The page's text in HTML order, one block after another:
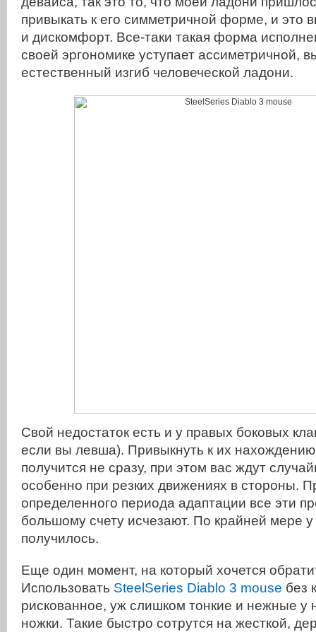
привыкать к его симметричной форме, и это
и дискомфорт. Все-таки такая форма
своей эргономике уступает ассиметричной,
естественный изгиб человеческой ладони.
Свой недостаток есть и у правых боковых
если вы левша). Привыкнуть к их
получится не сразу, при этом вас ждут
особенно при резких движениях в стороны.
определенного периода адаптации все эти
большому счету исчезают. По крайней мере у
получилось.
Еще один момент, на который хочется
Использовать SteelSeries Diablo 3 mouse без
рискованное, уж слишком тонкие и нежные
ножки. Такие быстро сотрутся на жесткой,